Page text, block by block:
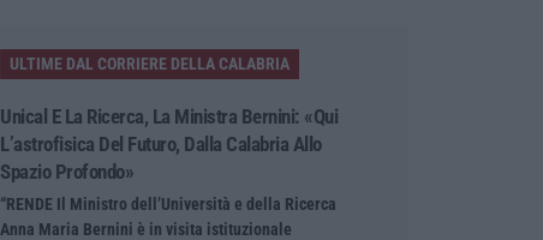
ULTIME DAL CORRIERE DELLA CALABRIA
Unical E La Ricerca, La Ministra Bernini: «Qui
L’astrofisica Del Futuro, Dalla Calabria Allo
Spazio Profondo»
“RENDE Il Ministro dell’Università e della Ricerca
Anna Maria Bernini è in visita istituzionale